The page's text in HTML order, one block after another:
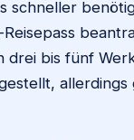
schneller
drei bis fünf
allerdings